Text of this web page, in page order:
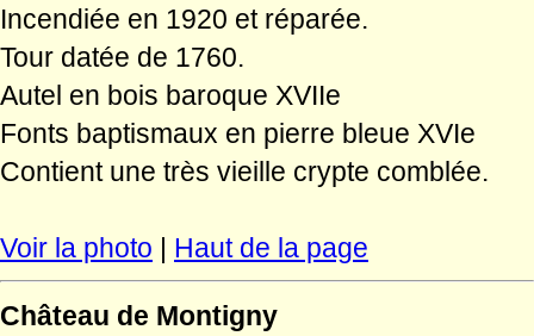
Incendiée en 1920 et réparée.
Tour datée de 1760.
Autel en bois baroque XVIIe
Fonts baptismaux en pierre bleue XVIe
Contient une très vieille crypte comblée.
Voir la photo | Haut de la page
Château de Montigny